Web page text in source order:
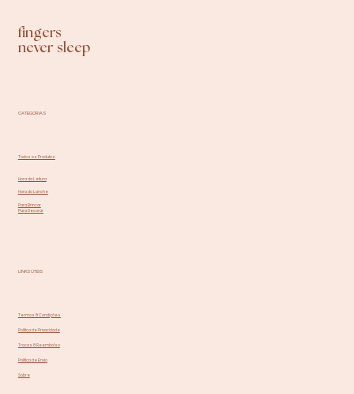
fingers
never sleep
CATEGORIAS
Todos os Produtos
Hora da Leitura
Hora do Lanche
Para Brincar
Para Decorar
LINKS ÚTEIS
Termos & Condições
Política de Privacidade
Trocas & Reembolso
Política de Envio
Sobre